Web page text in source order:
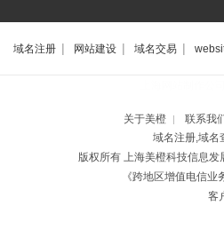
域名注册 | 网站建设 | 域名交易 |
关于美橙 |
联系我
域名注册,域名
版权所有 上海美橙科技信息
《跨地区增值电信
客